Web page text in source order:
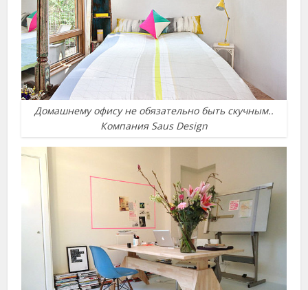
Домашнему офису не обязательно быть скучным..
Компания Saus Design